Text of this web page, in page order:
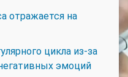
отражается на
цикла из-за
эмоций